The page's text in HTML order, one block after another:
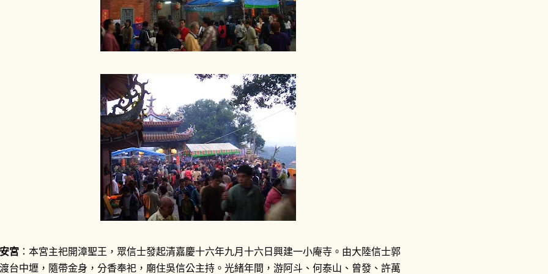
宮 ：本宮主祀開漳聖王，眾信士發起清嘉慶十六年九月十六日興建一小庵寺。由大陸信士郭
台中壢，隨帶金身，分香奉祀，廟住吳信公主持。光緒年間，游阿斗、何泰山、曾發、許萬